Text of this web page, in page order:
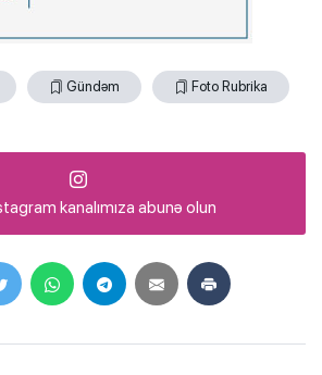
Gündəm Foto Rubrika
kanalımıza abunə olun